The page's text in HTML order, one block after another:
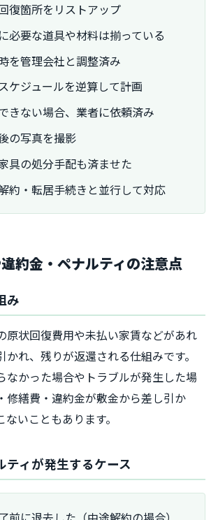
復箇所をリストアップ
必要な道具や材料は揃っている
を管理会社と調整済み
ケジュールを逆算して計画
きない場合、業者に依頼済み
の写真を撮影
具の処分手配も済ませた
約・転居手続きと並行して対応
約金・ペナルティの注意点
み
原状回復費用や未払い家賃などがあれ
れ、残りが返還される仕組みです。
なかった場合やトラブルが発生した場
修繕費・違約金が敷金から差し引か
いこともあります。
ティが発生するケース